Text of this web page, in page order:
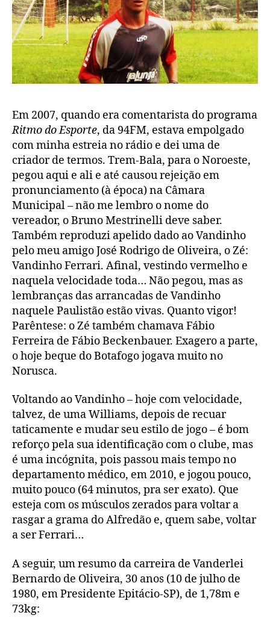
Em 2007, quando era comentarista do programa
Ritmo do Esporte, da 94FM, estava empolgado
com minha estreia no rádio e dei uma de
criador de termos. Trem-Bala, para o Noroeste,
pegou aqui e ali e até causou rejeição em
pronunciamento (à época) na Câmara
Municipal – não me lembro o nome do
vereador, o Bruno Mestrinelli deve saber.
Também reproduzi apelido dado ao Vandinho
pelo meu amigo José Rodrigo de Oliveira, o Zé:
Vandinho Ferrari. Afinal, vestindo vermelho e
naquela velocidade toda… Não pegou, mas as
lembranças das arrancadas de Vandinho
naquele Paulistão estão vivas. Quanto vigor!
Parêntese: o Zé também chamava Fábio
Ferreira de Fábio Beckenbauer. Exagero a parte,
o hoje beque do Botafogo jogava muito no
Norusca.
Voltando ao Vandinho – hoje com velocidade,
talvez, de uma Williams, depois de recuar
taticamente e mudar seu estilo de jogo – é bom
reforço pela sua identificação com o clube, mas
é uma incógnita, pois passou mais tempo no
departamento médico, em 2010, e jogou pouco,
muito pouco (64 minutos, pra ser exato). Que
esteja com os músculos zerados para voltar a
rasgar a grama do Alfredão e, quem sabe, voltar
a ser Ferrari…
A seguir, um resumo da carreira de Vanderlei
Bernardo de Oliveira, 30 anos (10 de julho de
1980, em Presidente Epitácio-SP), de 1,78m e
73kg: